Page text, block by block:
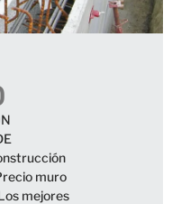
muro
mejores